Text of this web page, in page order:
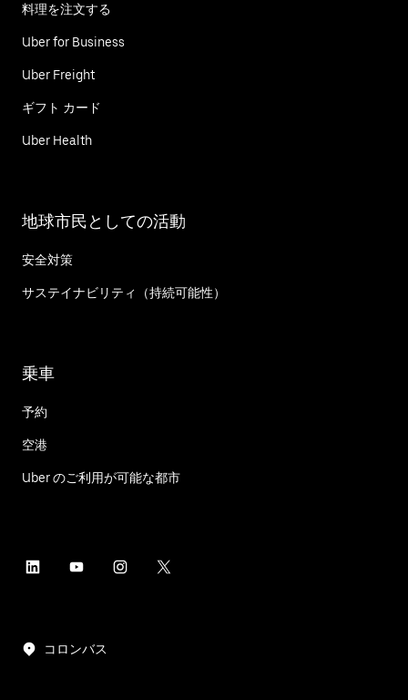
料理を注文する
Uber for Business
Uber Freight
ギフト カード
Uber Health
地球市民としての活動
安全対策
サステイナビリティ（持続可能性）
乗車
予約
空港
Uber のご利用が可能な都市
コロンバス